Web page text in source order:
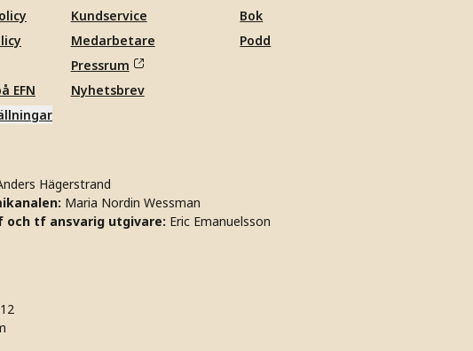
EFN
Kundservice
Medarbetare
Pressrum
Nyhetsbrev
Bok
Podd
Hägerstrand
Maria Nordin Wessman
och tf ansvarig utgivare: Eric Emanuelsson